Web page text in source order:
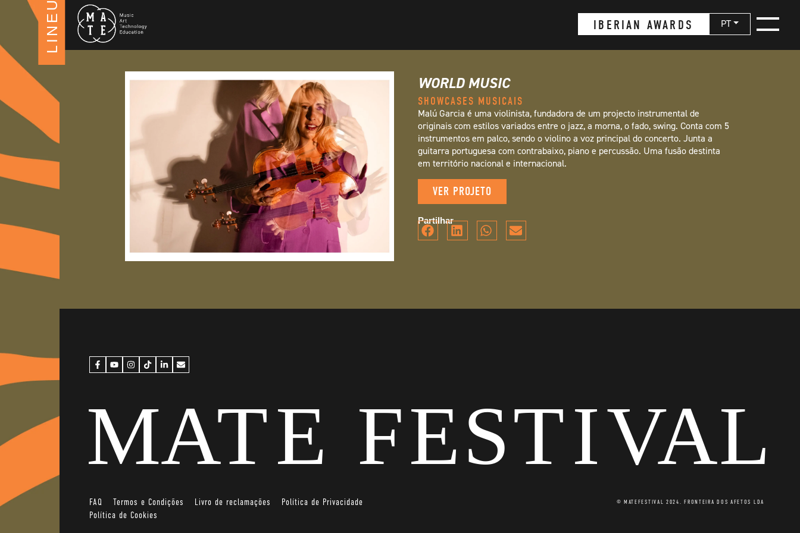
LINEUP PT
IBERIAN AWARDS
WORLD MUSIC
SHOWCASES MUSICAIS
Malú Garcia é uma violinista, fundadora de um projecto instrumental de
originais com estilos variados entre o jazz, a morna, o fado, swing. Conta com 5
instrumentos em palco, sendo o violino a voz principal do concerto. Junta a
guitarra portuguesa com contrabaixo, piano e percussão. Uma fusão destinta
em território nacional e internacional.
VER PROJETO
Partilhar
FAQ Termos e Condições Livro de reclamações
Política de Privacidade
Política de Cookies
© MATEFESTIVAL 2024. FRONTEIRA DOS AFETOS LDA